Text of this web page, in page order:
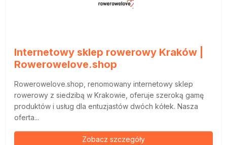
Internetowy sklep rowerowy Kraków |
Rowerowelove.shop
Rowerowelove.shop, renomowany internetowy sklep
rowerowy z siedzibą w Krakowie, oferuje szeroką gamę
produktów i usług dla entuzjastów dwóch kółek. Nasza
oferta...
Zobacz szczegóły